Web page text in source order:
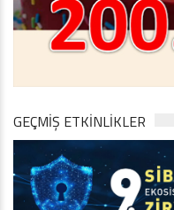
GEÇMİŞ ETKİNLİKLER